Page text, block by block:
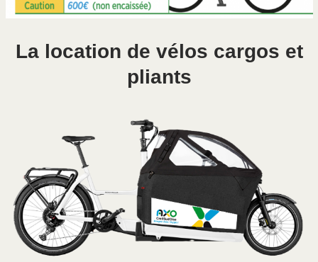
La location de vélos cargos et
pliants